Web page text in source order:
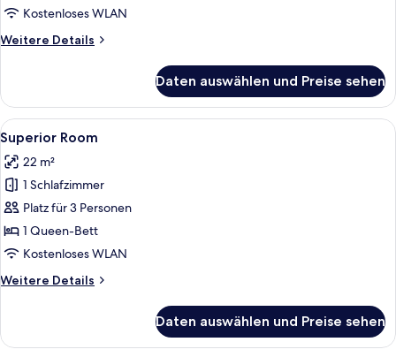
Kostenloses WLAN
Weitere Details
Weitere
Room
Daten auswählen und Preise sehen
Alle
Fotos
für
Superior
Room
anzeigen
Ein modernes Schlafzimmer mit
4
Superior Room
22 m²
1 Schlafzimmer
Platz für 3 Personen
1 Queen-Bett
Kostenloses WLAN
Weitere Details
Weitere
Room
Daten auswählen und Preise sehen